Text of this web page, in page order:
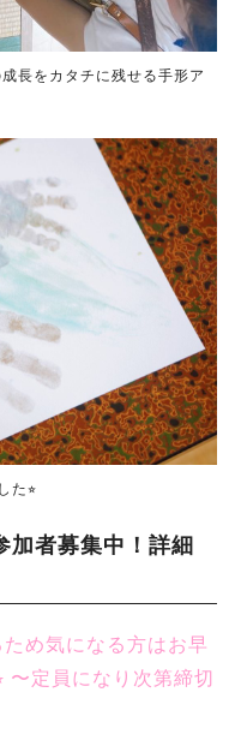
長をカタチに残せる手形ア
た⭐︎
加者募集中！詳細
め気になる方はお早
〜定員になり次第締切